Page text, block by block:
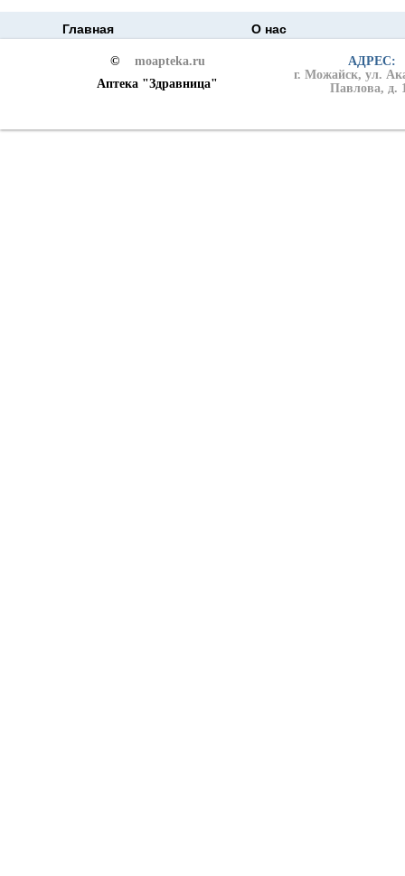
Главная О нас
©
moapteka.ru
Аптека "Здравница"
АДРЕС:
г. Можайск, ул.
Павлова, д.